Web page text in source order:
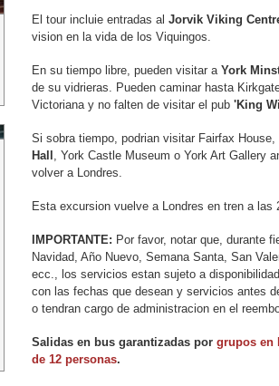
El tour incluie entradas al Jorvik Viking
vision en la vida de los Viquingos.
En su tiempo libre, pueden visitar a York
de su vidrieras. Pueden caminar hasta
Victoriana y no falten de visitar el pub 'King
Si sobra tiempo, podrian visitar Fairfax
Hall , York Castle Museum o York Art Gallery
volver a Londres.
Esta excursion vuelve a Londres en tren a las
IMPORTANTE: Por favor, notar que, durante
Navidad, Año Nuevo, Semana Santa, San
ecc., los servicios estan sujeto a
con las fechas que desean y servicios antes
o tendran cargo de administracion en el
Salidas en bus garantizadas por grupos en
de 12 personas.